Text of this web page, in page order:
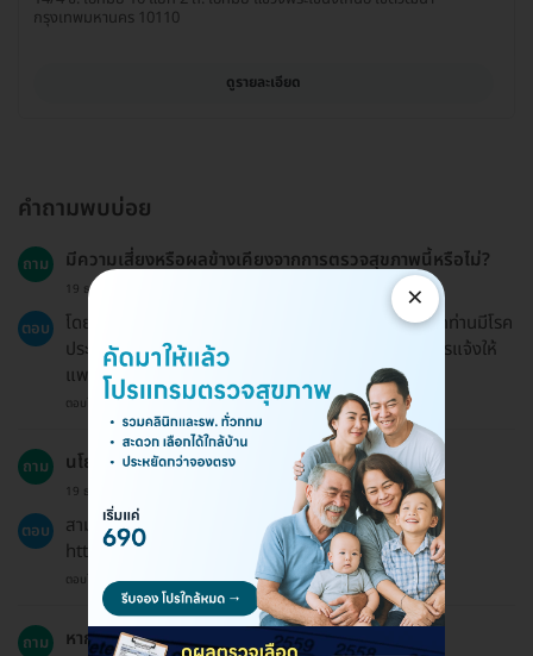
กรุงเทพมหานคร 10110
ดูรายละเอียด
คำถามพบบ่อย
ถาม มีความเสี่ยงหรือผลข้างเคียงจากการตรวจสุขภาพนี้หรือไม่?
19 ธ.ค. 2024
ตอบ
โดยทั่วไปการตรวจสุขภาพไม่มีความเสี่ยงมากนัก แต่หากท่านมีโรค
ประจำตัวหรือได้รับยาที่มีผลต่อการแข็งตัวของเลือด ควรแจ้งให้
แพทย์ทราบก่อนการตรวจ
ตอบโดยทีมงาน HD
ถาม นโยบายการคืนเงินของ HDmall เป็นอย่างไร?
19 ธ.ค. 2024
ตอบ
สามารถขอคืนเงินได้ตามนโยบายที่ระบุไว้ที่
https://hdmall.co.th/c/refund-policy-hdmall
ตอบโดยทีมงาน HD
ถาม หากฉันต้องการทำนัดในวันนั้น ควรทำอย่างไร?
×